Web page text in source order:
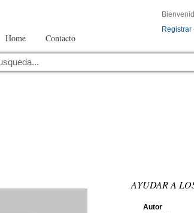
Home Contacto
Registrar
AYUDAR A
Autor